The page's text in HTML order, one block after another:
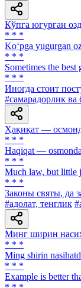
Кўпга югурган
* * *
Ko‘pga yugurgan
* * *
Sometimes the best
* * *
Иногда стоит
#самарадорлик ва
Ҳақиқат —
* * *
Haqiqat —
* * *
Much law, but little
* * *
Законы святы, да
#адолат, тенглик
Минг ширин
* * *
Ming shirin
* * *
Example is better